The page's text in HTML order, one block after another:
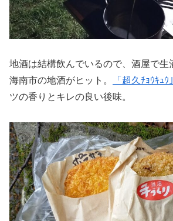
地酒は結構飲んでいるので、酒屋で生
海南市の地酒がヒット。
「超久ﾁｮｳｷｭｳ」
ツの香りとキレの良い後味。